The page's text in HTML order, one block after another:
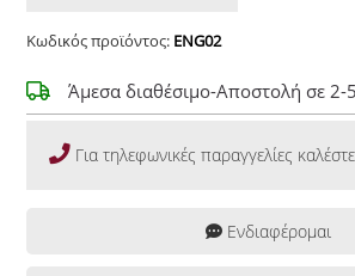
Κωδικός προϊόντος: ENG02
Άμεσα διαθέσιμο-Αποστολή σε 2-
Για τηλεφωνικές παραγγελίες
Ενδιαφέρομαι